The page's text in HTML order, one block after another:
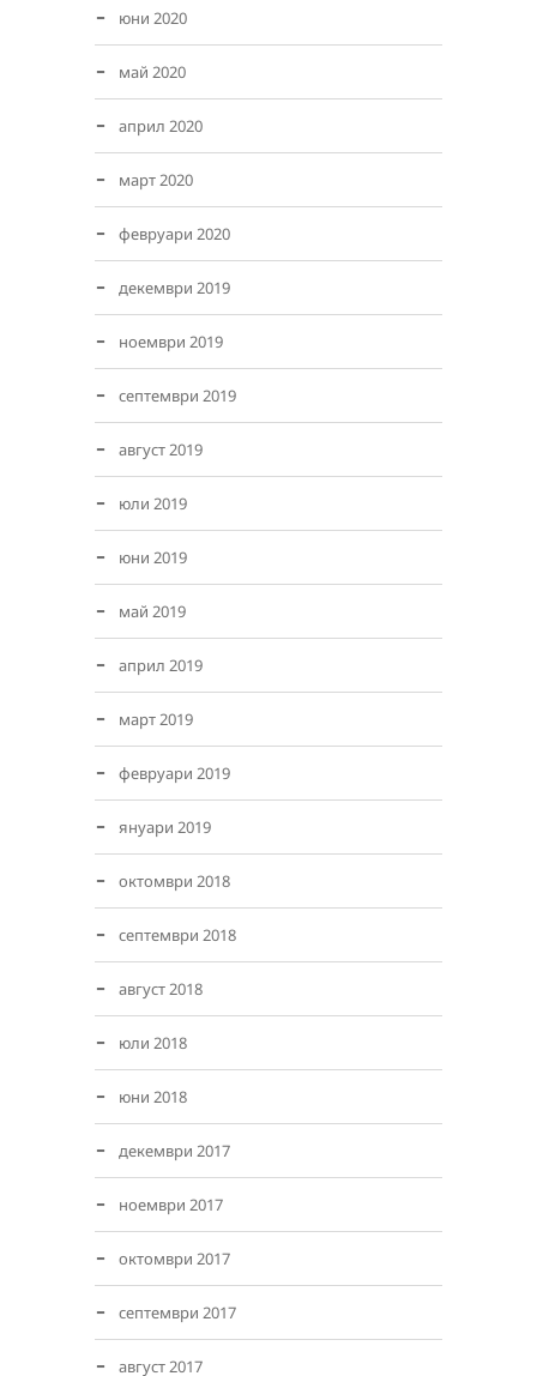
юни 2020
май 2020
април 2020
март 2020
февруари 2020
декември 2019
ноември 2019
септември 2019
август 2019
юли 2019
юни 2019
май 2019
април 2019
март 2019
февруари 2019
януари 2019
октомври 2018
септември 2018
август 2018
юли 2018
юни 2018
декември 2017
ноември 2017
октомври 2017
септември 2017
август 2017